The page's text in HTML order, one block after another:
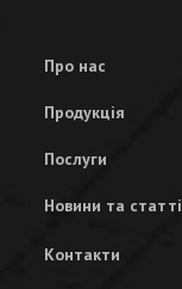
Про нас
Продукція
Послуги
Новини та статті
Контакти